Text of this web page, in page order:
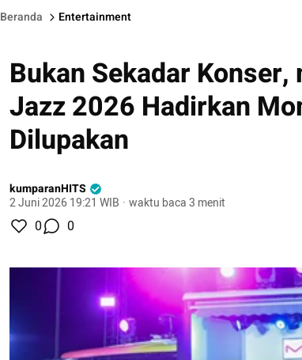
Beranda Entertainment
Bukan Sekadar Konser,
Jazz 2026 Hadirkan
Dilupakan
kumparanHITS
2 Juni 2026 19:21 WIB · waktu baca 3 menit
0 0